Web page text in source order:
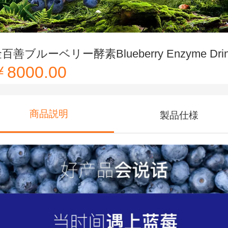
善ブルーベリー酵素Blueberry Enzyme
8000.00
商品説明 製品仕様